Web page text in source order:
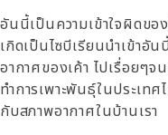
อันนี้เป็นความเข้าใจผิดขอ
เกิดเป็นไซบีเรียนนำเข้าอั
อากาศของเค้า ไปเรื่อยๆจ
ทำการเพาะพันธุ์ในประเท
กับสภาพอากาศในบ้านเรา